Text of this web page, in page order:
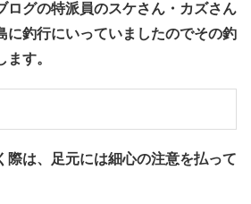
ログの特派員のスケさん・カズさん
に釣行にいっていましたのでその釣
す。
際は、足元には細心の注意を払って